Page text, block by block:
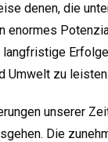
denen, die
enormes
langfristige
Umwelt zu
unserer
Die